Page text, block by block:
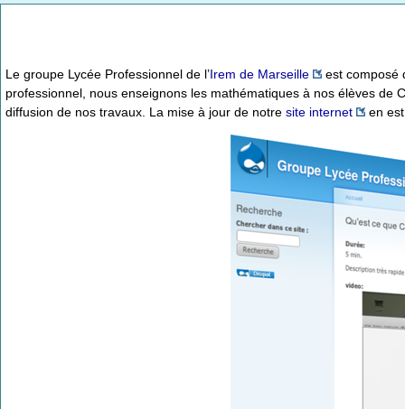
Le groupe Lycée Professionnel de l’Irem de Marseille
est composé
professionnel, nous enseignons les mathématiques à nos élèves de
diffusion de nos travaux. La mise à jour de notre site internet en